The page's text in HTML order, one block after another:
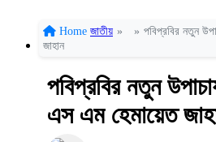
Home জাতীয় » » পবিপ্রবির নতুন
জাহান
পবিপ্রবির নতুন
এস এম হেমায়েত